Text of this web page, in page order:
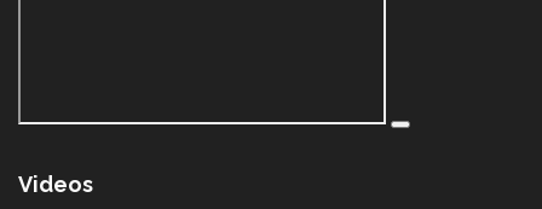
Videos